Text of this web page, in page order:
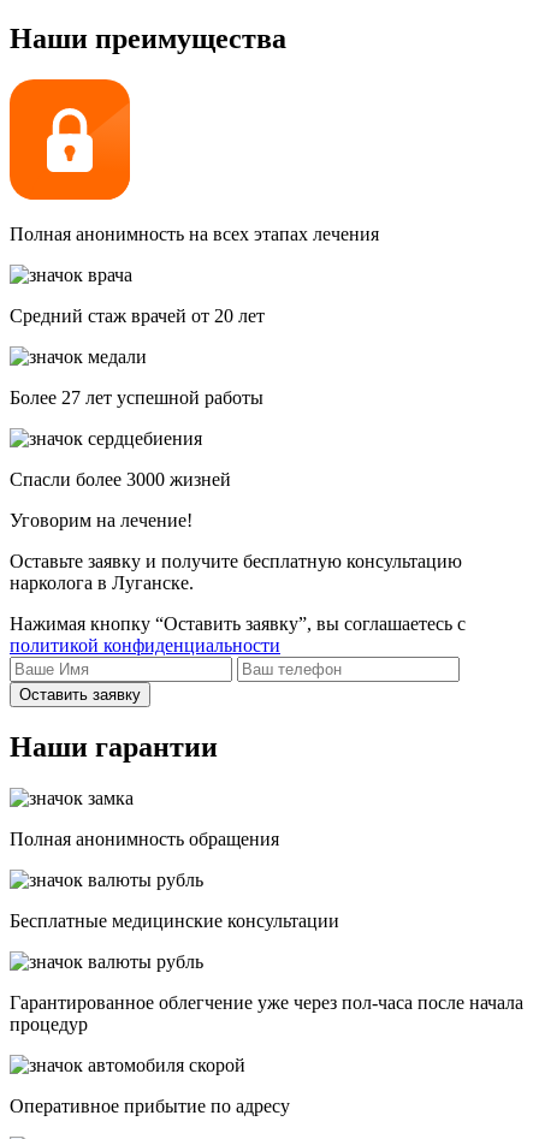
Наши преимущества
Полная анонимность на всех этапах лечения
Средний стаж врачей от 20 лет
Более 27 лет успешной работы
Спасли более 3000 жизней
Уговорим на лечение!
Оставьте заявку и получите бесплатную консультацию
нарколога в Луганске.
Нажимая кнопку “Оставить заявку”, вы соглашаетесь с
политикой конфиденциальности
Оставить заявку
Наши гарантии
Полная анонимность обращения
Бесплатные медицинские консультации
Гарантированное облегчение уже через пол-часа после начала
процедур
Опеpативное прибытие по адресу